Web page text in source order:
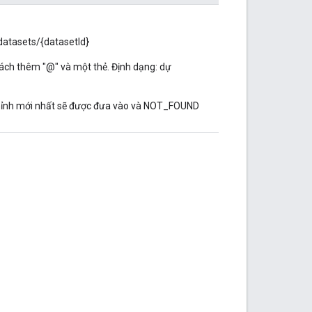
{datasetId}
thêm "@" và một thẻ. Định dạng: dự
mới nhất sẽ được đưa vào và NOT_FOUND